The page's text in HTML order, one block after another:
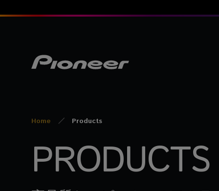
Home Products
PRODUCTS